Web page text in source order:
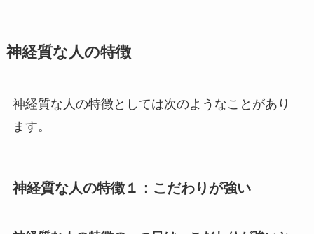
神経質な人の特徴
神経質な人の特徴としては次のようなことがあり
ます。
神経質な人の特徴１：こだわりが強い